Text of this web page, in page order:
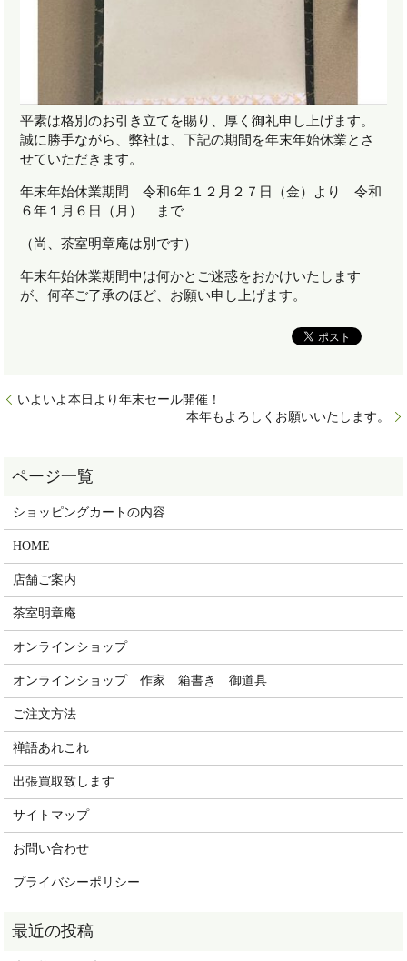
平素は格別のお引き立てを賜り、厚く御礼申し上げます。
誠に勝手ながら、弊社は、下記の期間を年末年始休業とさ
せていただきます。
年末年始休業期間 令和6年１２月２７日（金）より 令和
６年１月６日（月） まで
（尚、茶室明章庵は別です）
年末年始休業期間中は何かとご迷惑をおかけいたします
が、何卒ご了承のほど、お願い申し上げます。
いよいよ本日より年末セール開催！
本年もよろしくお願いいたします。
ショッピングカートの内容
HOME
店舗ご案内
茶室明章庵
オンラインショップ
オンラインショップ 作家 箱書き 御道具
ご注文方法
禅語あれこれ
出張買取致します
サイトマップ
お問い合わせ
プライバシーポリシー